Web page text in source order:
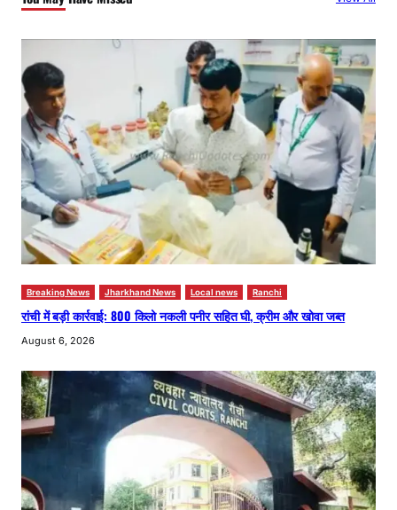
Breaking News Jharkhand News Local news Ranchi
रांची में बड़ी कार्रवाई: 800 किलो नकली पनीर सहित घी, क्रीम और खोवा जब्त
August 6, 2026